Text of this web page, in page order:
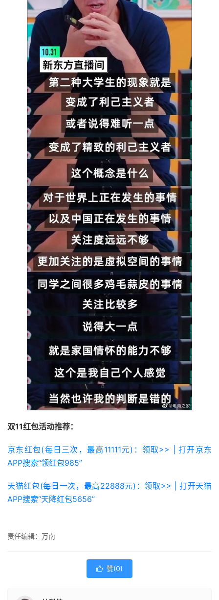
双11红包活动推荐：
京东红包(每日三次，最高11111元)：领取>> | 打开京东
APP搜索“领红包985”
天猫红包(每日一次，最高22888元)：领取>> | 打开天猫
APP搜索“天降红包5656”
责任编辑：万南
 赞(0)